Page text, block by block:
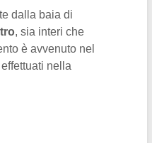
dalla baia di
, sia interi che
è avvenuto nel
nella